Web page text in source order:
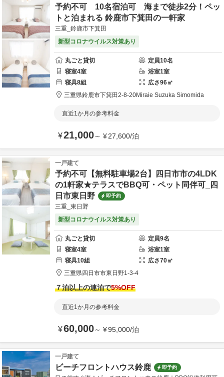
予約不可 10名宿泊可 海まで徒歩2分！ペッ
トと泊まれる 鈴鹿市下箕田の一軒家
三重_鈴鹿市下箕田
新型コロナウイルス対策あり
丸ごと貸切 定員10名
寝室4室 浴室1室
寝具8組 広さ96㎡
三重県鈴鹿市下箕田2-8-20Miraie Suzuka Simomida
直近1か月の参考料金
¥21,000～ ¥27,600/泊
一戸建て
予約不可【無料駐車場2台】四日市市の4LDK
の1軒家★テラスでBBQ可・ペット同伴可_四
日市東日野
即予約
三重_東日野
新型コロナウイルス対策あり
丸ごと貸切 定員9名
寝室4室 浴室1室
寝具10組 広さ70㎡
三重県四日市市東日野1-3-4
７泊以上の連泊で5%OFF
直近1か月の参考料金
¥60,000～ ¥95,000/泊
一戸建て
ビーチフロントハウス鈴鹿 即予約